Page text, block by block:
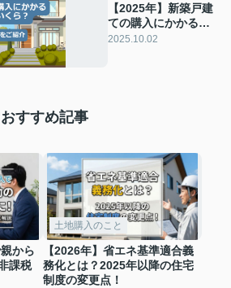
【2025年】新築戸建
ての購入にかかる諸
費用はいくら？内訳
2025.10.02
すすめ記事
から
課税
土地購入のこと
【2026年】省エネ基準適合義
務化とは？2025年以降の住宅
制度の変更点！